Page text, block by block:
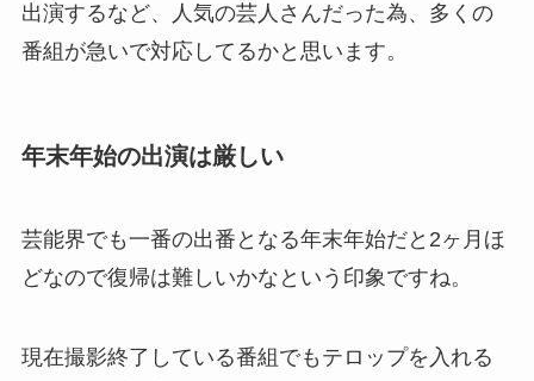
出演するなど、人気の芸人さんだった為、多くの
番組が急いで対応してるかと思います。
年末年始の出演は厳しい
芸能界でも一番の出番となる年末年始だと2ヶ月ほ
どなので復帰は難しいかなという印象ですね。
現在撮影終了している番組でもテロップを入れる